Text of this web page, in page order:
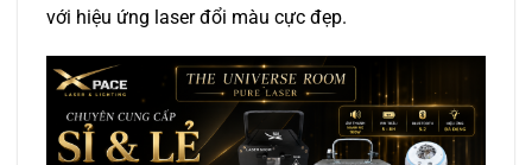
với hiệu ứng laser đổi màu cực đẹp.